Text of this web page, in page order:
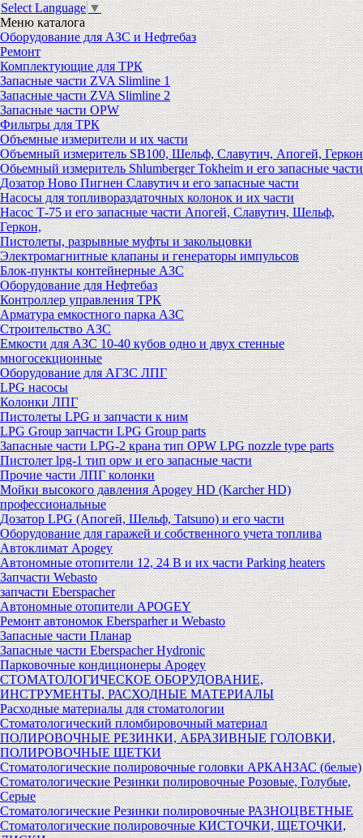
Select Language ▼
Менюкаталога
Оборудование для АЗС и Нефтебаз
Ремонт
Комплектующие для ТРК
Запасные части ZVA Slimline 1
Запасные части ZVA Slimline 2
Запасные части OPW
Фильтры для ТРК
Объемные измерители и их части
Объемный измеритель SB100, Шельф, Славутич, Апогей, Геркон
Обьемный измеритель Shlumberger Tokheim и его запасные части
Дозатор Ново Пигнен Славутич и его запасные части
Насосы для топливораздаточных колонок и их части
Насос Т-75 и его запасные части Апогей, Славутич, Шельф,
Геркон,
Пистолеты, разрывные муфты и закольцовки
Электромагнитные клапаны и генераторы импульсов
Блок-пункты контейнерные АЗС
Оборудование для Нефтебаз
Контроллер управления ТРК
Арматура емкостного парка АЗС
Строительство АЗС
Емкости для АЗС 10-40 кубов одно и двух стенные
многосекционные
Оборудование для АГЗС ЛПГ
LPG насосы
Колонки ЛПГ
Пистолеты LPG и запчасти к ним
LPG Group запчасти LPG Group parts
Запасные части LPG-2 крана тип OPW LPG nozzle type parts
Пистолет lpg-1 тип opw и его запасные части
Прочие части ЛПГ колонки
Мойки высокого давления Apogey HD (Karcher HD)
профессиональные
Дозатор LPG (Апогей, Шельф, Tatsuno) и его части
Оборудование для гаражей и собственного учета топлива
Автоклимат Apogey
Автономные отопители 12, 24 В и их части Parking heaters
Запчасти Webasto
запчасти Eberspacher
Автономные отопители APOGEY
Ремонт автономок Ebersparher и Webasto
Запасные части Планар
Запасные части Eberspacher Hydronic
Парковочные кондиционеры Apogey
СТОМАТОЛОГИЧЕСКОЕ ОБОРУДОВАНИЕ,
ИНСТРУМЕНТЫ, РАСХОДНЫЕ МАТЕРИАЛЫ
Расходные материалы для стоматологии
Стоматологический пломбировочный материал
ПОЛИРОВОЧНЫЕ РЕЗИНКИ, АБРАЗИВНЫЕ ГОЛОВКИ,
ПОЛИРОВОЧНЫЕ ЩЕТКИ
Стоматологические полировочные головки АРКАНЗАС (белые)
Стоматологические Резинки полировочные Розовые, Голубые,
Серые
Стоматологические Резинки полировочные РАЗНОЦВЕТНЫЕ
Стоматологические полировочные КИСТОЧКИ, ЩЕТОЧКИ,